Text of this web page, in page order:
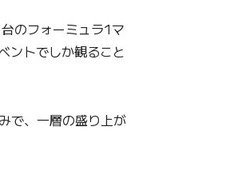
のフォーミュラ1マ
ントでしか観ること
で、一層の盛り上が